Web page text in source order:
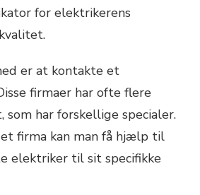
for elektrikerens
er at kontakte et
firmaer har ofte flere
som har forskellige specialer.
firma kan man få hjælp til
elektriker til sit specifikke